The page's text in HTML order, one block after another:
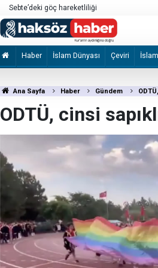
Sebte’deki göç hareketliliği
Haber İslam Dünyası Çeviri
Ana Sayfa Haber Gündem
ODTÜ, cinsi